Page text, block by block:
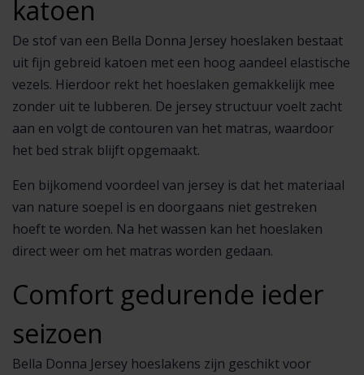
katoen
De stof van een Bella Donna Jersey hoeslaken bestaat
uit fijn gebreid katoen met een hoog aandeel elastische
vezels. Hierdoor rekt het hoeslaken gemakkelijk mee
zonder uit te lubberen. De jersey structuur voelt zacht
aan en volgt de contouren van het matras, waardoor
het bed strak blijft opgemaakt.
Een bijkomend voordeel van jersey is dat het materiaal
van nature soepel is en doorgaans niet gestreken
hoeft te worden. Na het wassen kan het hoeslaken
direct weer om het matras worden gedaan.
Comfort gedurende ieder
seizoen
Bella Donna Jersey hoeslakens zijn geschikt voor